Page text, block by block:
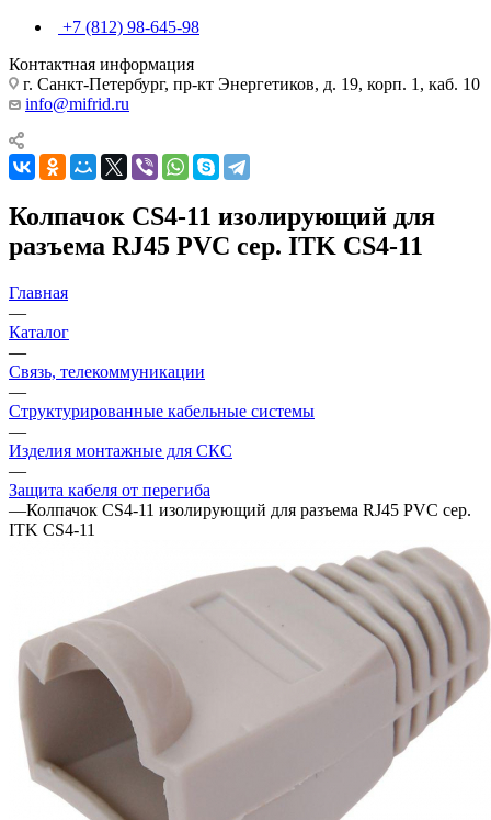
+7 (812) 98-645-98
Контактная информация
г. Санкт-Петербург, пр-кт Энергетиков, д. 19, корп. 1, каб. 10
info@mifrid.ru
Колпачок CS4-11 изолирующий для
разъема RJ45 PVC сер. ITK CS4-11
Главная
—
Каталог
—
Связь, телекоммуникации
—
Структурированные кабельные системы
—
Изделия монтажные для СКС
—
Защита кабеля от перегиба
—Колпачок CS4-11 изолирующий для разъема RJ45 PVC сер.
ITK CS4-11